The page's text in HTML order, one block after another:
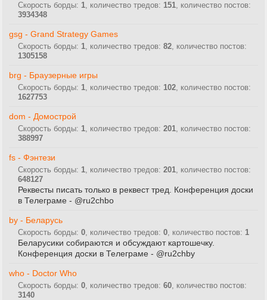
Скорость борды: 1 , количество тредов: 151 , количество постов:
3934348
gsg - Grand Strategy Games
Скорость борды: 1 , количество тредов:82 , количество постов:
1305158
brg - Браузерные игры
Скорость борды: 1 , количество тредов: 102 , количество постов:
1627753
dom - Домострой
Скорость борды: 1 , количество тредов:201 , количество постов:
388997
fs - Фэнтези
Скорость борды: 1 , количество тредов:201 , количество постов:
648127
Реквесты писать только в реквест тред. Конференция доски
в Телеграме - @ru2chbo
by - Беларусь
Скорость борды:0 , количество тредов:0 , количество постов: 1
Беларусики собираются и обсуждают картошечку.
Конференция доски в Телеграме - @ru2chby
who - Doctor Who
Скорость борды:0 , количество тредов:60 , количество постов:
3140